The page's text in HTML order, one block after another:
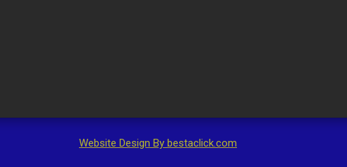
Website Design By bestaclick.com